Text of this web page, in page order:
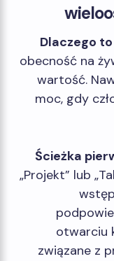
Dlaczego to
obecność na
wartość.
moc, gdy
Ścieżka
„Projekt” lub
otwarciu
związane z